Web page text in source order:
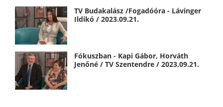
TV Budakalász /Fogadóóra - Lávinger
Ildikó / 2023.09.21.
Fókuszban - Kapi Gábor, Horváth
Jenőné / TV Szentendre / 2023.09.21.